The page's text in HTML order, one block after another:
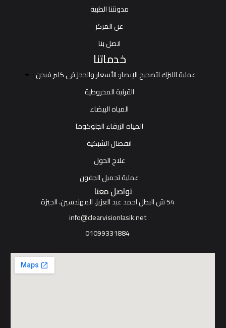
مدونتنا الطبية
عن المركز
اتصل بنا
خدماتنا
عملية الليزك لتصحيح الإبصار: الأسعار والحجز في كلير فيجن
القرنية المخروطية
المياه البيضاء
المياه الزرقاء الجلوكوما
انفصال الشبكية
علاج الحول
عملية تجميل الجفون
تواصل معنا
54 ش البطل احمد عبد العزيز، المهندسين، الجيزة
info@clearvisionlasik.net
01099331884